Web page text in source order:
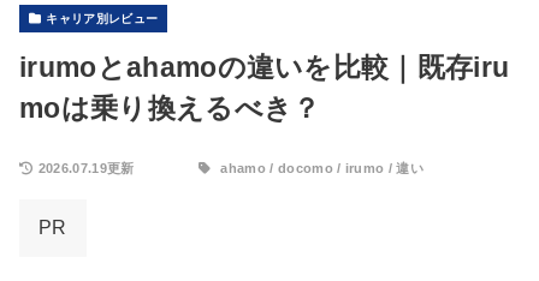
キャリア別レビュー
irumoとahamoの違いを比較｜既存iru
moは乗り換えるべき？
2026.07.19更新 ahamo / docomo / irumo /違い
PR